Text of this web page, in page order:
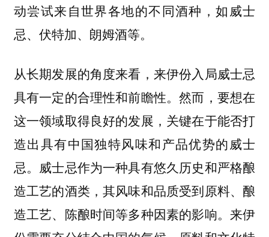
动尝试来自世界各地的不同酒种，如威士
忌、伏特加、朗姆酒等。
从长期发展的角度来看，来伊份入局威士忌
具有一定的合理性和前瞻性。然而，要想在
这一领域取得良好的发展，关键在于能否打
造出具有中国独特风味和产品优势的威士
忌。威士忌作为一种具有悠久历史和严格酿
造工艺的酒类，其风味和品质受到原料、酿
造工艺、陈酿时间等多种因素的影响。来伊